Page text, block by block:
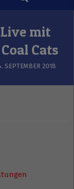
mit
Cats
SEPTEMBER 2018